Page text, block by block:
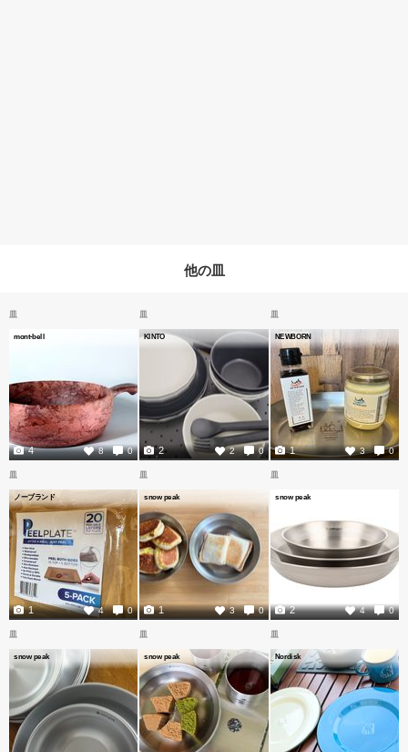
他の皿
皿
mont-bell
8 0
4
皿
KINTO
2 0
2
皿
NEWBORN
3 0
1
皿
ノーブランド
4 0
1
皿
snow peak
3 0
1
皿
snow peak
4 0
2
皿
snow peak
皿
snow peak
皿
Nordisk